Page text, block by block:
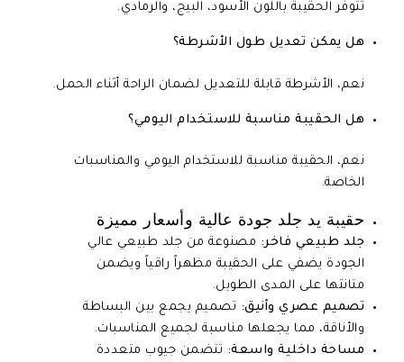
تتوفر الحقيبة باللون الأسود، البيج، والرمادي.
هل يمكن تعديل طول الأشرطة؟
نعم، الأشرطة قابلة للتعديل لضمان الراحة أثناء الحمل.
هل الحقيبة مناسبة للاستخدام اليومي؟
نعم، الحقيبة مناسبة للاستخدام اليومي والمناسبات
الخاصة.
حقيبة يد جلد جودة عالية وأسعار مميزة
جلد طبيعي فاخر: مصنوعة من جلد طبيعي عالي
الجودة يضفي على الحقيبة مظهراً راقياً ويضمن
متانتها على المدى الطويل.
تصميم عصري وأنيق: تصميم يجمع بين البساطة
والأناقة، مما يجعلها مناسبة لجميع المناسبات.
مساحة داخلية واسعة: تتضمن جيوب متعددة